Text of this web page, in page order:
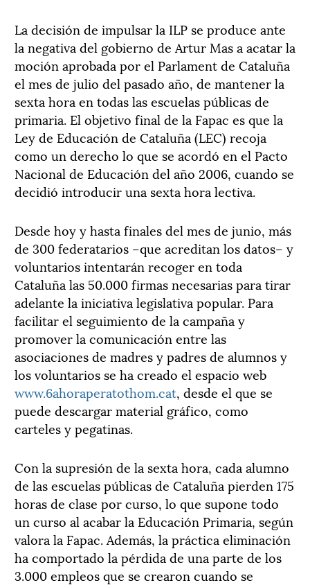
La decisión de impulsar la ILP se produce ante
la negativa del gobierno de Artur Mas a acatar la
moción aprobada por el Parlament de Cataluña
el mes de julio del pasado año, de mantener la
sexta hora en todas las escuelas públicas de
primaria. El objetivo final de la Fapac es que la
Ley de Educación de Cataluña (LEC) recoja
como un derecho lo que se acordó en el Pacto
Nacional de Educación del año 2006, cuando se
decidió introducir una sexta hora lectiva.
Desde hoy y hasta finales del mes de junio, más
de 300 federatarios –que acreditan los datos– y
voluntarios intentarán recoger en toda
Cataluña las 50.000 firmas necesarias para tirar
adelante la iniciativa legislativa popular. Para
facilitar el seguimiento de la campaña y
promover la comunicación entre las
asociaciones de madres y padres de alumnos y
los voluntarios se ha creado el espacio web
www.6ahoraperatothom.cat, desde el que se
puede descargar material gráfico, como
carteles y pegatinas.
Con la supresión de la sexta hora, cada alumno
de las escuelas públicas de Cataluña pierden 175
horas de clase por curso, lo que supone todo
un curso al acabar la Educación Primaria, según
valora la Fapac. Además, la práctica eliminación
ha comportado la pérdida de una parte de los
3.000 empleos que se crearon cuando se